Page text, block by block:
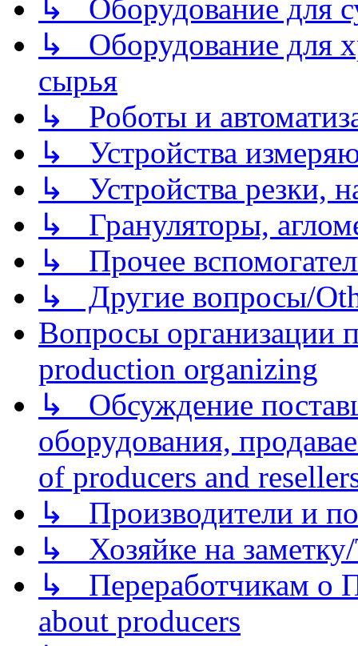
↳ Оборудование для
↳ Оборудование для
сырья
↳ Роботы и
↳ Устройства
↳ Устройства резки,
↳ Грануляторы,
↳ Прочее
↳ Другие вопросы/
Вопросы организации
production organizing
↳ Обсуждение
оборудования,
of producers and
↳ Производители и
↳ Хозяйке на
↳ Переработчикам о
about producers